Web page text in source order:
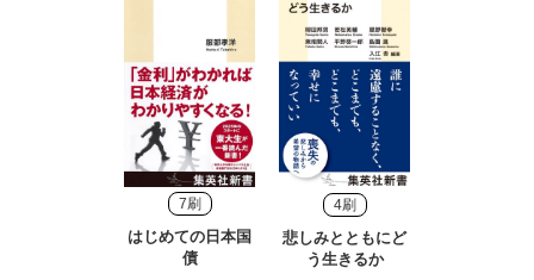
7刷
はじめての日本国
債
4刷
悲しみとともにど
う生きるか